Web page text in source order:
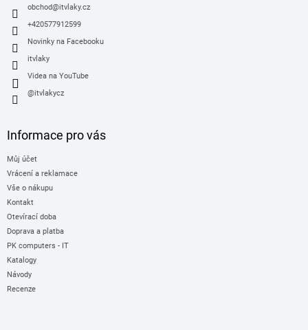
obchod@itvlaky.cz
+420577912599
Novinky na Facebooku
itvlaky
Videa na YouTube
@itvlakycz
Informace pro vás
Můj účet
Vrácení a reklamace
Vše o nákupu
Kontakt
Otevírací doba
Doprava a platba
PK computers - IT
Katalogy
Návody
Recenze